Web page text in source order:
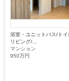
浴室・ユニットバス/トイ
リビング/...
マンション
950万円